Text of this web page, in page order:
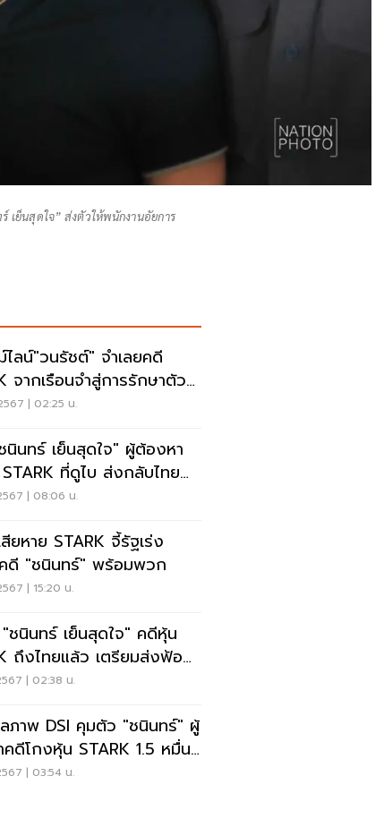
เย็นสุดใจ” ส่งตัวให้พนักงานอัยการ
ไลน์"วนรัชต์" จำเลยคดี
จากเรือนจำสู่การรักษาตัวที่
วจ | 02:25 น.
นินทร์ เย็นสุดใจ" ผู้ต้องหา
ที่ดูไบ ส่งกลับไทย
| 08:06 น.
ยหาย STARK จี้รัฐเร่ง
คดี "ชนินทร์" พร้อมพวก
| 15:20 น.
ชนินทร์ เย็นสุดใจ" คดีหุ้น
ถึงไทยแล้ว เตรียมส่งฟ้อง
.
| 02:38 น.
ภาพ DSI คุมตัว "ชนินทร์" ผู้
ดีโกงหุ้น STARK 1.5 หมื่น
| 03:54 น.